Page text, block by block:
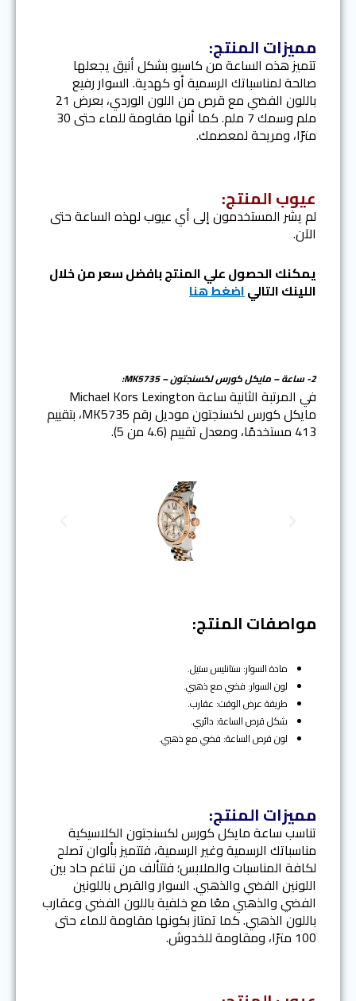
مميزات المنتج:
تتميز هذه الساعة من كاسيو بشكل أنيق يجعلها
صالحة لمناسباتك الرسمية أو كهدية. السوار رفيع
باللون الفضي مع قرص من اللون الوردي، بعرض 21
ملم وسمك 7 ملم. كما أنها مقاومة للماء حتى 30
مترًا، ومريحة لمعصمك.
عيوب المنتج:
لم يشر المستخدمون إلى أي عيوب لهذه الساعة حتى
الآن.
يمكنك الحصول علي المنتج بافضل سعر من خلال
اللينك التالياضغط هنا
2- ساعة – مايكل كورس لكسنجتون – MK5735:
في المرتبة الثانية ساعة Michael Kors Lexington
مايكل كورس لكسنجتون موديل رقم MK5735، بتقييم
413 مستخدمًا، ومعدل تقييم (4.6 من 5).
u
s
مواصفات المنتج:
مادة السوار: ستانليس ستيل.
لون السوار: فضي مع ذهبي.
طريقة عرض الوقت: عقارب.
شكل قرص الساعة: دائري.
لون قرص الساعة: فضي مع ذهبي.
مميزات المنتج:
تناسب ساعة مايكل كورس لكسنجتون الكلاسيكية
مناسباتك الرسمية وغير الرسمية، فتتميز بألوان تصلح
لكافة المناسبات والملابس؛ فتتألف من تناغم حاد بين
اللونين الفضي والذهبي. السوار والقرص باللونين
الفضي والذهبي معًا مع خلفية باللون الفضي وعقارب
باللون الذهبي. كما تمتاز بكونها مقاومة للماء حتى
100 مترًا، ومقاومة للخدوش.